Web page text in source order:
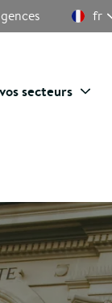
fr
secteurs